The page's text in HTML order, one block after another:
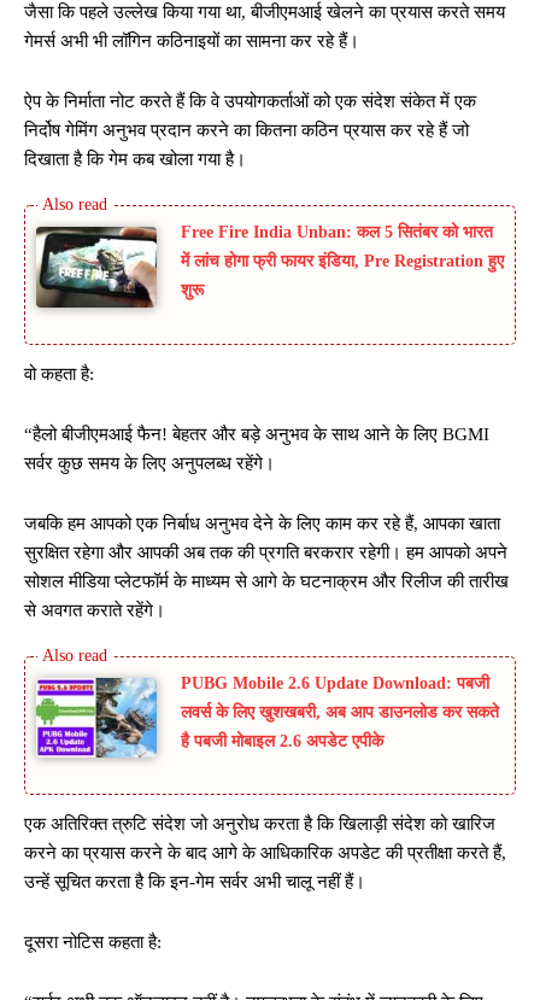
जैसा कि पहले उल्लेख किया गया था, बीजीएमआई खेलने का प्रयास करते समय
गेमर्स अभी भी लॉगिन कठिनाइयों का सामना कर रहे हैं।
ऐप के निर्माता नोट करते हैं कि वे उपयोगकर्ताओं को एक संदेश संकेत में एक
निर्दोष गेमिंग अनुभव प्रदान करने का कितना कठिन प्रयास कर रहे हैं जो
दिखाता है कि गेम कब खोला गया है।
Free Fire India Unban: कल 5 सितंबर को भारत
में लांच होगा फ्री फायर इंडिया, Pre Registration हुए
शुरू
वो कहता है:
“हैलो बीजीएमआई फैन! बेहतर और बड़े अनुभव के साथ आने के लिए BGMI
सर्वर कुछ समय के लिए अनुपलब्ध रहेंगे।
जबकि हम आपको एक निर्बाध अनुभव देने के लिए काम कर रहे हैं, आपका खाता
सुरक्षित रहेगा और आपकी अब तक की प्रगति बरकरार रहेगी। हम आपको अपने
सोशल मीडिया प्लेटफॉर्म के माध्यम से आगे के घटनाक्रम और रिलीज की तारीख
से अवगत कराते रहेंगे।
PUBG Mobile 2.6 Update Download: पबजी
लवर्स के लिए खुशखबरी, अब आप डाउनलोड कर सकते
है पबजी मोबाइल 2.6 अपडेट एपीके
एक अतिरिक्त त्रुटि संदेश जो अनुरोध करता है कि खिलाड़ी संदेश को खारिज
करने का प्रयास करने के बाद आगे के आधिकारिक अपडेट की प्रतीक्षा करते हैं,
उन्हें सूचित करता है कि इन-गेम सर्वर अभी चालू नहीं हैं।
दूसरा नोटिस कहता है: